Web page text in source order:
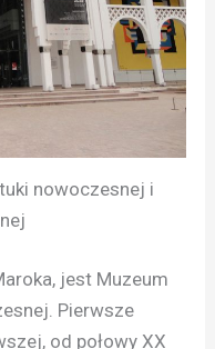
nowoczesnej i
jest Muzeum
Pierwsze
od połowy XX